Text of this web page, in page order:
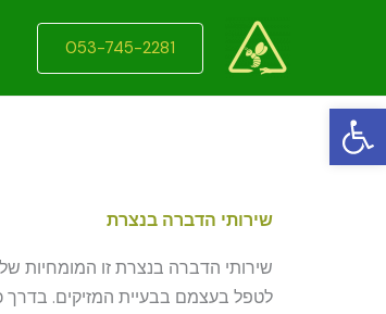
פתח סרגל נגישות
053-745-2281
שירותי הדברה בנצרת
שירותי הדברה בנצרת זו המומחיות
לטפל בעצמם בבעיית המזיקים.